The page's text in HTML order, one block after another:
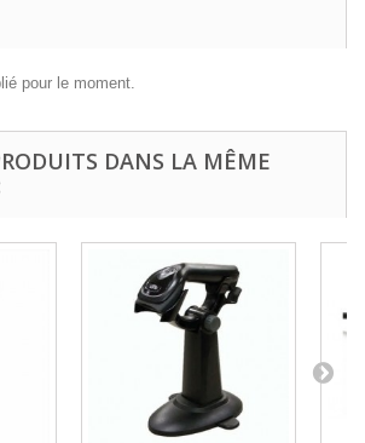
pour le moment.
DANS LA MÊME